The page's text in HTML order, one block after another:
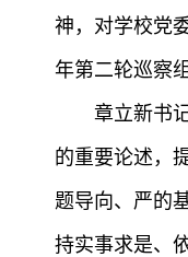
神，对学校党
年第二轮巡察
章立新书
的重要论述，
题导向、严的
持实事求是、